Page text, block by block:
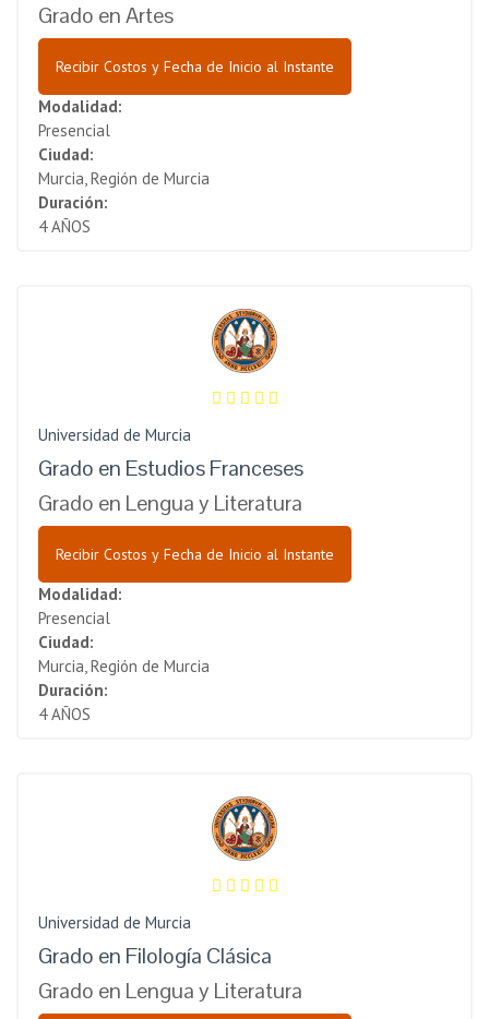
Grado en Artes
Recibir Costos y Fecha de Inicio al Instante
Modalidad:
Presencial
Ciudad:
Murcia, Región de Murcia
Duración:
4 AÑOS
Universidad de Murcia
Grado en Estudios Franceses
Grado en Lengua y Literatura
Recibir Costos y Fecha de Inicio al Instante
Modalidad:
Presencial
Ciudad:
Murcia, Región de Murcia
Duración:
4 AÑOS
Universidad de Murcia
Grado en Filología Clásica
Grado en Lengua y Literatura